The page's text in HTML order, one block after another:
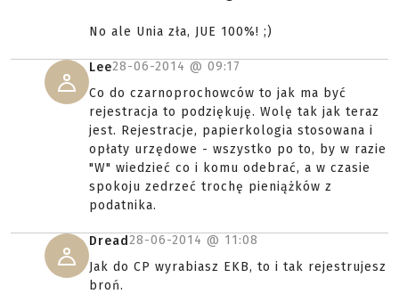
No ale Unia zła, JUE 100%! ;)
Lee28-06-2014 @ 09:17
Co do czarnoprochowców to jak ma być
rejestracja to podziękuję. Wolę tak jak teraz
jest. Rejestracje, papierkologia stosowana i
opłaty urzędowe - wszystko po to, by w razie
"W" wiedzieć co i komu odebrać, a w czasie
spokoju zedrzeć trochę pieniążków z
podatnika.
Dread28-06-2014 @ 11:08
Jak do CP wyrabiasz EKB, to i tak rejestrujesz
broń.